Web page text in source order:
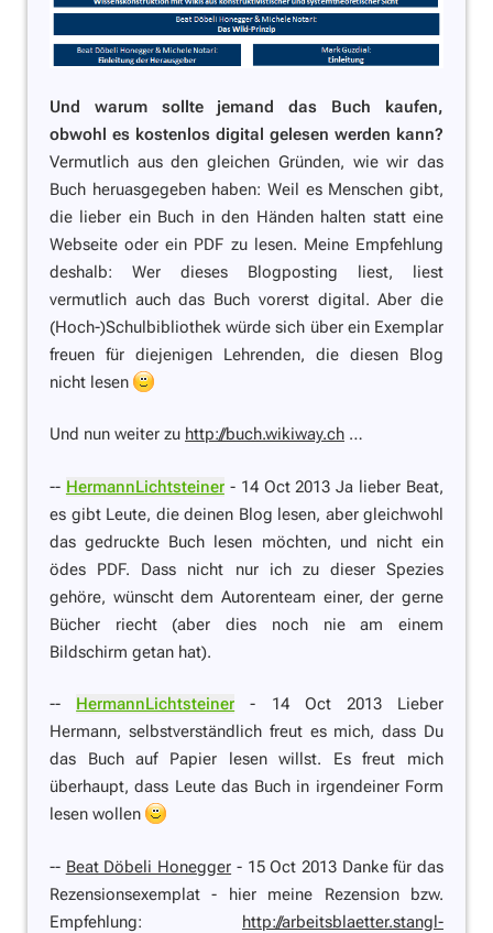
Und warum sollte jemand das Buch kaufen,
obwohl es kostenlos digital gelesen werden kann?
Vermutlich aus den gleichen Gründen, wie wir das
Buch heruasgegeben haben: Weil es Menschen gibt,
die lieber ein Buch in den Händen halten statt eine
Webseite oder ein PDF zu lesen. Meine Empfehlung
deshalb: Wer dieses Blogposting liest, liest
vermutlich auch das Buch vorerst digital. Aber die
(Hoch-)Schulbibliothek würde sich über ein Exemplar
freuen für diejenigen Lehrenden, die diesen Blog
nicht lesen
Und nun weiter zu http://buch.wikiway.ch …
-- HermannLichtsteiner- 14 Oct 2013 Ja lieber Beat,
es gibt Leute, die deinen Blog lesen, aber gleichwohl
das gedruckte Buch lesen möchten, und nicht ein
ödes PDF. Dass nicht nur ich zu dieser Spezies
gehöre, wünscht dem Autorenteam einer, der gerne
Bücher riecht (aber dies noch nie am einem
Bildschirm getan hat).
-- HermannLichtsteiner - 14 Oct 2013 Lieber
Hermann, selbstverständlich freut es mich, dass Du
das Buch auf Papier lesen willst. Es freut mich
überhaupt, dass Leute das Buch in irgendeiner Form
lesen wollen
-- Beat Döbeli Honegger - 15 Oct 2013 Danke für das
Rezensionsexemplat - hier meine Rezension bzw.
Empfehlung: http://arbeitsblaetter.stangl-